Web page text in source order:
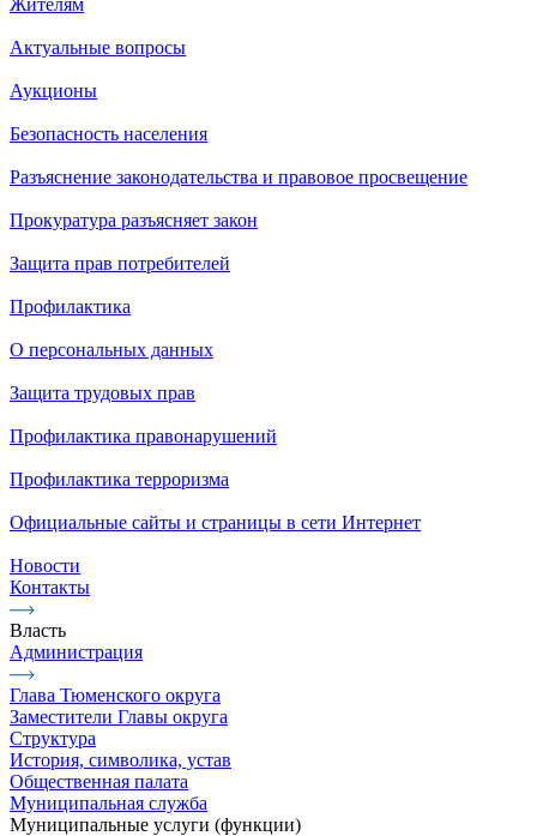
Жителям
Актуальные вопросы
Аукционы
Безопасность населения
Разъяснение законодательства и правовое просвещение
Прокуратура разъясняет закон
Защита прав потребителей
Профилактика
О персональных данных
Защита трудовых прав
Профилактика правонарушений
Профилактика терроризма
Официальные сайты и страницы в сети Интернет
Новости
Контакты
Власть
Администрация
Глава Тюменского округа
Заместители Главы округа
Структура
История, символика, устав
Общественная палата
Муниципальная служба
Муниципальные услуги (функции)